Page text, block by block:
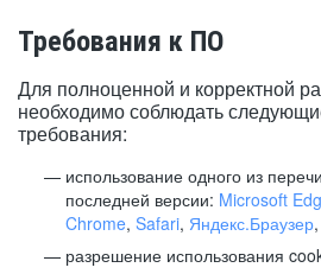
Требования к ПО
Для полноценной и корректной
необходимо соблюдать
требования:
использование одного из
последней версии: Microsoft
Chrome, Safari, Яндекс.Браузер,
разрешение использования